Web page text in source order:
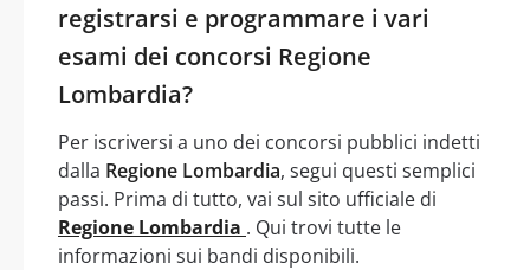
registrarsi e programmare i vari
esami dei concorsi Regione
Lombardia?
Per iscriversi a uno dei concorsi pubblici indetti
dalla Regione Lombardia, segui questi semplici
passi. Prima di tutto, vai sul sito ufficiale di
Regione Lombardia . Qui trovi tutte le
informazioni sui bandi disponibili.